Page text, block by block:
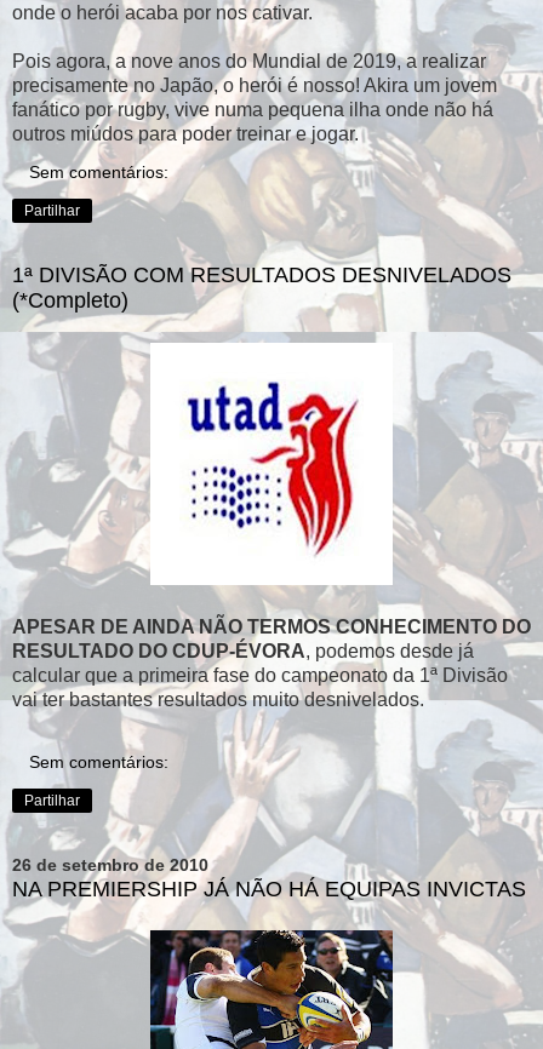
onde o herói acaba por nos cativar.
Pois agora, a nove anos do Mundial de 2019, a realizar
precisamente no Japão, o herói é nosso! Akira um jovem
fanático por rugby, vive numa pequena ilha onde não há
outros miúdos para poder treinar e jogar.
Sem comentários:
Partilhar
1ª DIVISÃO COM RESULTADOS DESNIVELADOS
(*Completo)
APESAR DE AINDA NÃO TERMOS CONHECIMENTO DO
RESULTADO DO CDUP-ÉVORA, podemos desde já
calcular que a primeira fase do campeonato da 1ª Divisão
vai ter bastantes resultados muito desnivelados.
Sem comentários:
Partilhar
26 de setembro de 2010
NA PREMIERSHIP JÁ NÃO HÁ EQUIPAS INVICTAS